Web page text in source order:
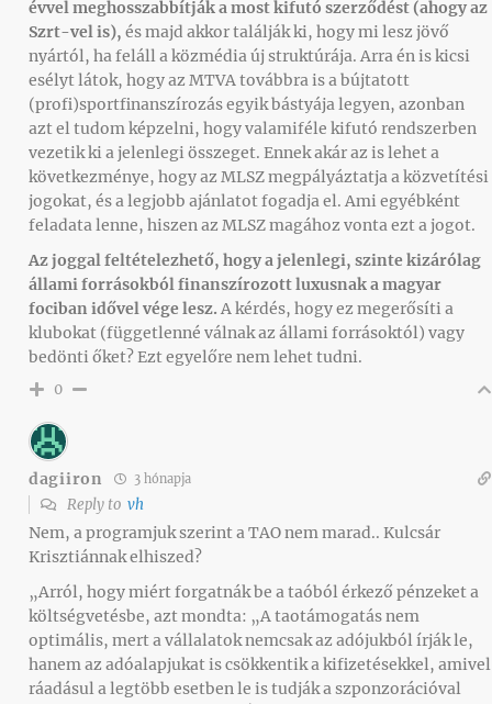
évvel meghosszabbítják a most kifutó szerződést (ahogy az
Szrt-vel is), és majd akkor találják ki, hogy mi lesz jövő
nyártól, ha feláll a közmédia új struktúrája. Arra én is kicsi
esélyt látok, hogy az MTVA továbbra is a bújtatott
(profi)sportfinanszírozás egyik bástyája legyen, azonban
azt el tudom képzelni, hogy valamiféle kifutó rendszerben
vezetik ki a jelenlegi összeget. Ennek akár az is lehet a
következménye, hogy az MLSZ megpályáztatja a közvetítési
jogokat, és a legjobb ajánlatot fogadja el. Ami egyébként
feladata lenne, hiszen az MLSZ magához vonta ezt a jogot.
Az joggal feltételezhető, hogy a jelenlegi, szinte kizárólag
állami forrásokból finanszírozott luxusnak a magyar
fociban idővel vége lesz. A kérdés, hogy ez megerősíti a
klubokat (függetlenné válnak az állami forrásoktól) vagy
bedönti őket? Ezt egyelőre nem lehet tudni.
0
dagiiron 3 hónapja
Reply to vh
Nem, a programjuk szerint a TAO nem marad.. Kulcsár
Krisztiánnak elhiszed?
„Arról, hogy miért forgatnák be a taóból érkező pénzeket a
költségvetésbe, azt mondta: „A taotámogatás nem
optimális, mert a vállalatok nemcsak az adójukból írják le,
hanem az adóalapjukat is csökkentik a kifizetésekkel, amivel
ráadásul a legtöbb esetben le is tudják a szponzorációval